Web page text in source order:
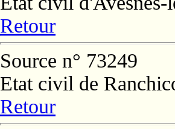
Retour
Source n° 73249
Etat civil de
Retour